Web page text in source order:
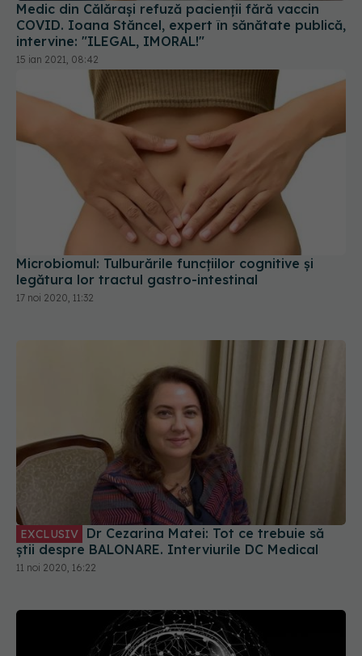
Medic din Călărași refuză pacienții fără vaccin
COVID. Ioana Stăncel, expert în sănătate publică,
intervine: "ILEGAL, IMORAL!"
15 ian 2021, 08:42
Microbiomul: Tulburările funcțiilor cognitive și
legătura lor tractul gastro-intestinal
17 noi 2020, 11:32
EXCLUSIV
știi despre BALONARE. Interviurile DC Medical
11 noi 2020, 16:22